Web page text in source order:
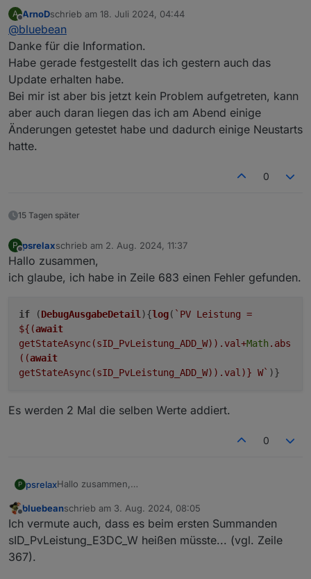
2024-07-09 12:33:24.008	warn
javascript.0
e3dc-rscp.0
2024-07-09 12:33:23.157	warn	Unknown tag:
e3dc-rscp.0
2024-07-09 12:33:21.162	warn	Unknown tag:
mein S10 Pro bekommen auf Version P10_2024_024.
Seitdem bekomme ich im Log lediglich noch ein
"E3DC Connection closed", keinerlei Verbindung
oder Regelung mehr.
(Info: das Release liefert im Wesentlichen zwei neue
Features: zum einen kann man jetzt auch die Batterie
für die Ladung gegenüber der Wallbox priorisieren
und dafür dann auch einen SOC einstellen, bis zu
dem das gelten soll. Zu anderen kann man jetzt für
dynamische Strompreise einstellen, dass die Batterie
PS: nach einem kompletten Restart vom iobroker
läuft's wieder. Wer also auch damit kämpft, probiert's
mal.
A
Offline
ArnoDschrieb am 18. Juli 2024, 04:44
zuletzt editiert von
@bluebean
Danke für die Information.
Habe gerade festgestellt das ich gestern auch das
Update erhalten habe.
Bei mir ist aber bis jetzt kein Problem aufgetreten, kann
aber auch daran liegen das ich am Abend einige
Änderungen getestet habe und dadurch einige Neustarts
hatte.
0
15 Tagen später
P
Offline
psrelaxschrieb am 2. Aug. 2024, 11:37
zuletzt editiert von
Hallo zusammen,
ich glaube, ich habe in Zeile 683 einen Fehler gefunden.
if (DebugAusgabeDetail){log( `PV Leistung =
${(await
getStateAsync(sID_PvLeistung_ADD_W)).val+Math .abs
((await
getStateAsync(sID_PvLeistung_ADD_W)).val)} W` )}
Es werden 2 Mal die selben Werte addiert.
0
P psrelaxHallo zusammen,
gefunden.
Es werden 2 Mal die selben Werte addiert.
bluebeanschrieb am 3. Aug. 2024, 08:05
zuletzt editiert von
Ich vermute auch, dass es beim ersten Summanden
sID_PvLeistung_E3DC_W heißen müsste... (vgl. Zeile
367).